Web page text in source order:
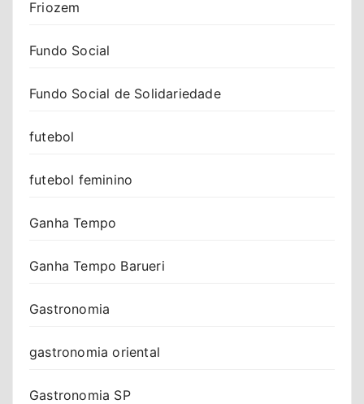
Friozem
Fundo Social
Fundo Social de Solidariedade
futebol
futebol feminino
Ganha Tempo
Ganha Tempo Barueri
Gastronomia
gastronomia oriental
Gastronomia SP